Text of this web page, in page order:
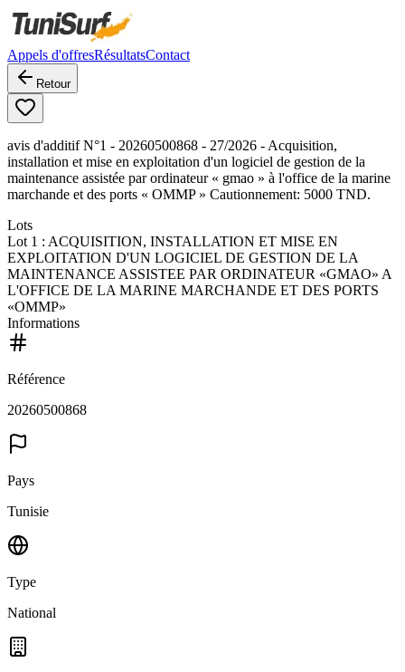
Appels d'offresRésultatsContact
Retour
avis d'additif N°1 - 20260500868 - 27/2026 - Acquisition,
installation et mise en exploitation d'un logiciel de gestion de la
maintenance assistée par ordinateur « gmao » à l'office de la marine
marchande et des ports « OMMP » Cautionnement: 5000 TND.
Lots
Lot 1 : ACQUISITION, INSTALLATION ET MISE EN
EXPLOITATION D'UN LOGICIEL DE GESTION DE LA
MAINTENANCE ASSISTEE PAR ORDINATEUR «GMAO» A
L'OFFICE DE LA MARINE MARCHANDE ET DES PORTS
«OMMP»
Informations
Référence
20260500868
Pays
Tunisie
Type
National